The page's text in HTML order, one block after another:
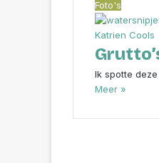
Foto's
Katrien Cools
Ik spotte
Meer »